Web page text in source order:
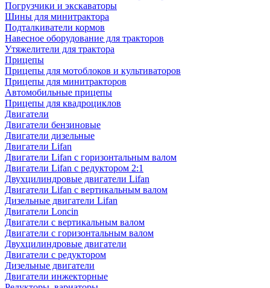
Погрузчики и экскаваторы
Шины для минитрактора
Подталкиватели кормов
Навесное оборудование для тракторов
Утяжелители для трактора
Прицепы
Прицепы для мотоблоков и культиваторов
Прицепы для минитракторов
Автомобильные прицепы
Прицепы для квадроциклов
Двигатели
Двигатели бензиновые
Двигатели дизельные
Двигатели Lifan
Двигатели Lifan с горизонтальным валом
Двигатели Lifan с редуктором 2:1
Двухцилиндровые двигатели Lifan
Двигатели Lifan с вертикальным валом
Дизельные двигатели Lifan
Двигатели Loncin
Двигатели с вертикальным валом
Двигатели с горизонтальным валом
Двухцилиндровые двигатели
Двигатели с редуктором
Дизельные двигатели
Двигатели инжекторные